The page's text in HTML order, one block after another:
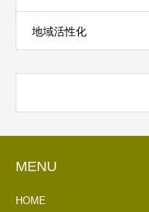
地域活性化
MENU
HOME